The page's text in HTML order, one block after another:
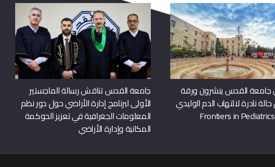
جامعة القدس ينشرون ورقة
نادرة لالتهاب الدم الوليدي
جامعة القدس تناقش رسالة الماجستير
الأولى لبرنامج إدارة الأراضي حول دور نظم
المعلومات الجغرافية في تعزيز الحوكمة
المكانية وإدارة الأراضي